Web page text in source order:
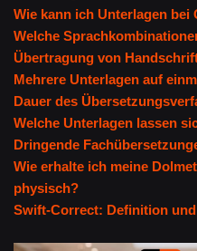
Wie kann ich Unterlagen bei
Welche
Übertragung von
Mehrere Unterlagen auf
Dauer des
Welche Unterlagen lassen
Dringende
Wie erhalte ich meine
physisch?
Swift-Correct: Definition